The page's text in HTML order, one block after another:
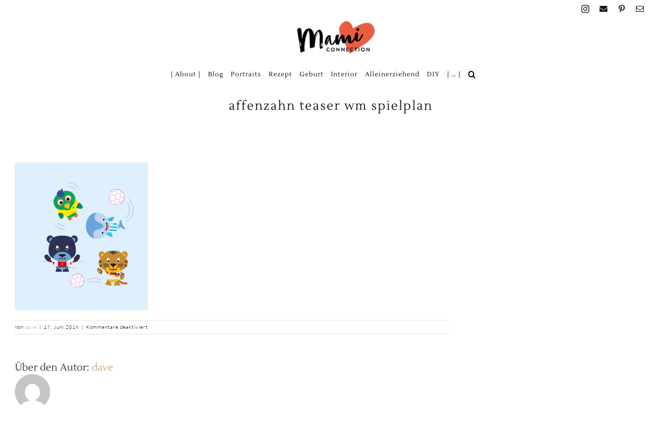
| About | Blog Portraits Rezept Geburt Interior Alleinerziehend DIY | … |
affenzahn teaser wm spielplan
Von dave | 17. Juni 2018 | Kommentare deaktiviert
affenzahn
Über den Autor: dave